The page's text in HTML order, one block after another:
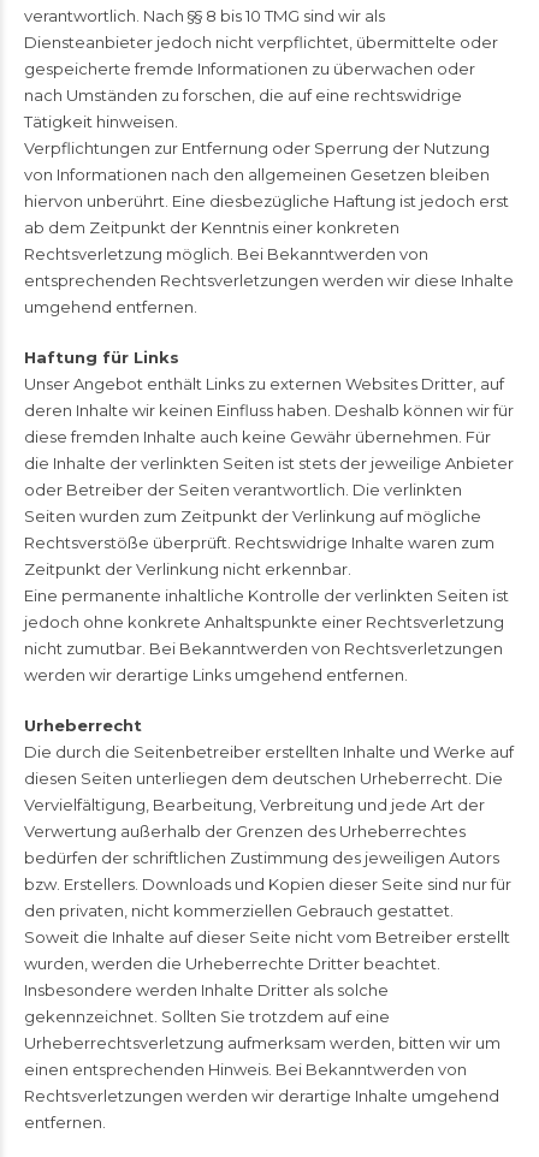
verantwortlich. Nach §§ 8 bis 10 TMG sind wir als
Diensteanbieter jedoch nicht verpflichtet, übermittelte oder
gespeicherte fremde Informationen zu überwachen oder
nach Umständen zu forschen, die auf eine rechtswidrige
Tätigkeit hinweisen.
Verpflichtungen zur Entfernung oder Sperrung der Nutzung
von Informationen nach den allgemeinen Gesetzen bleiben
hiervon unberührt. Eine diesbezügliche Haftung ist jedoch erst
ab dem Zeitpunkt der Kenntnis einer konkreten
Rechtsverletzung möglich. Bei Bekanntwerden von
entsprechenden Rechtsverletzungen werden wir diese Inhalte
umgehend entfernen.
Haftung für Links
Unser Angebot enthält Links zu externen Websites Dritter, auf
deren Inhalte wir keinen Einfluss haben. Deshalb können wir für
diese fremden Inhalte auch keine Gewähr übernehmen. Für
die Inhalte der verlinkten Seiten ist stets der jeweilige Anbieter
oder Betreiber der Seiten verantwortlich. Die verlinkten
Seiten wurden zum Zeitpunkt der Verlinkung auf mögliche
Rechtsverstöße überprüft. Rechtswidrige Inhalte waren zum
Zeitpunkt der Verlinkung nicht erkennbar.
Eine permanente inhaltliche Kontrolle der verlinkten Seiten ist
jedoch ohne konkrete Anhaltspunkte einer Rechtsverletzung
nicht zumutbar. Bei Bekanntwerden von Rechtsverletzungen
werden wir derartige Links umgehend entfernen.
Urheberrecht
Die durch die Seitenbetreiber erstellten Inhalte und Werke auf
diesen Seiten unterliegen dem deutschen Urheberrecht. Die
Vervielfältigung, Bearbeitung, Verbreitung und jede Art der
Verwertung außerhalb der Grenzen des Urheberrechtes
bedürfen der schriftlichen Zustimmung des jeweiligen Autors
bzw. Erstellers. Downloads und Kopien dieser Seite sind nur für
den privaten, nicht kommerziellen Gebrauch gestattet.
Soweit die Inhalte auf dieser Seite nicht vom Betreiber erstellt
wurden, werden die Urheberrechte Dritter beachtet.
Insbesondere werden Inhalte Dritter als solche
gekennzeichnet. Sollten Sie trotzdem auf eine
Urheberrechtsverletzung aufmerksam werden, bitten wir um
einen entsprechenden Hinweis. Bei Bekanntwerden von
Rechtsverletzungen werden wir derartige Inhalte umgehend
entfernen.